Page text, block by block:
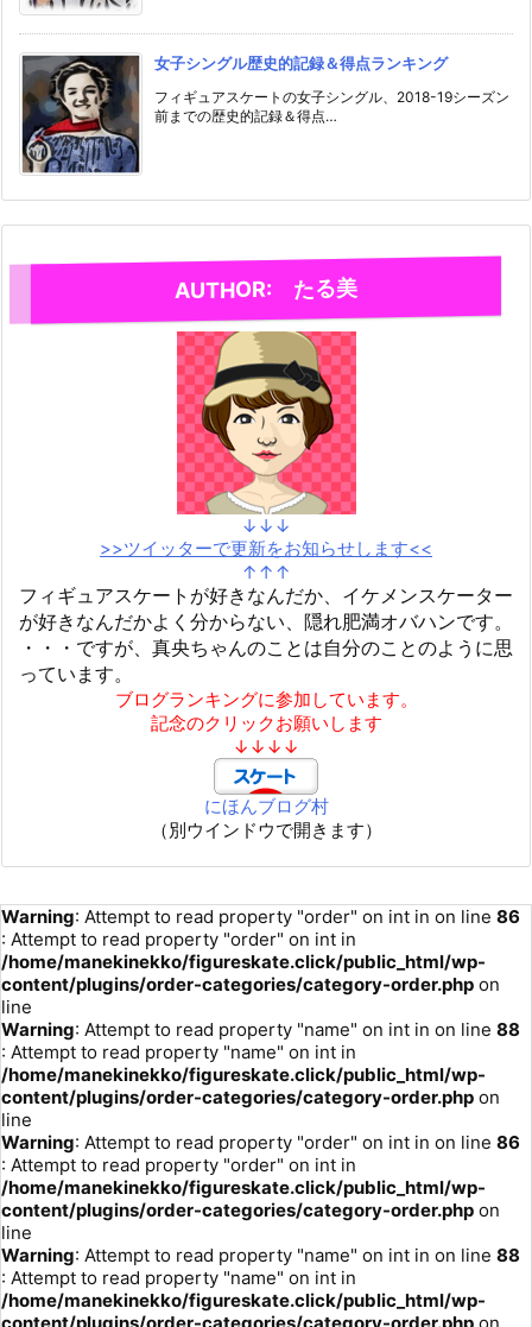
女子シングル歴史的記録＆得点ランキング
フィギュアスケートの女子シングル、2018-19シーズン
前までの歴史的記録＆得点…
AUTHOR: たる美
↓↓↓
>>ツイッターで更新をお知らせします<<
↑↑↑
フィギュアスケートが好きなんだか、イケメンスケーター
が好きなんだかよく分からない、隠れ肥満オバハンです。
・・・ですが、真央ちゃんのことは自分のことのように思
っています。
ブログランキングに参加しています。
記念のクリックお願いします
↓↓↓↓
にほんブログ村
（別ウインドウで開きます）
Warning: Attempt to read property "order" on int in on line 86
: Attempt to read property "order" on int in
/home/manekinekko/figureskate.click/public_html/wp-
content/plugins/order-categories/category-order.php on
line
Warning: Attempt to read property "name" on int in on line 88
: Attempt to read property "name" on int in
/home/manekinekko/figureskate.click/public_html/wp-
content/plugins/order-categories/category-order.php on
line
Warning: Attempt to read property "order" on int in on line 86
: Attempt to read property "order" on int in
/home/manekinekko/figureskate.click/public_html/wp-
content/plugins/order-categories/category-order.php on
line
Warning: Attempt to read property "name" on int in on line 88
: Attempt to read property "name" on int in
/home/manekinekko/figureskate.click/public_html/wp-